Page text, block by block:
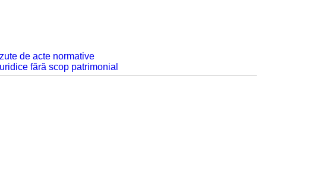
de acte normative
fără scop patrimonial